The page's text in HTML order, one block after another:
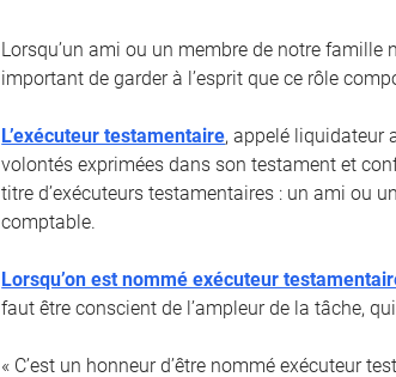
Lorsqu’un ami ou un membre de notre famille
important de garder à l’esprit que ce rôle
L’exécuteur testamentaire, appelé liquidateur
volontés exprimées dans son testament et
titre d’exécuteurs testamentaires : un ami ou
comptable.
Lorsqu’on est nommé exécuteur
faut être conscient de l’ampleur de la tâche,
« C’est un honneur d’être nommé exécuteur